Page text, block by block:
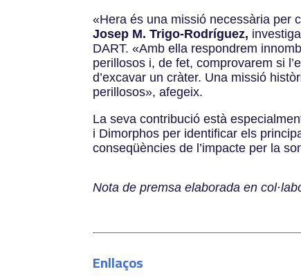
«Hera és una missió necessària per
Josep M. Trigo-Rodríguez,
DART. «Amb ella respondrem
perillosos i, de fet, comprovarem si
d’excavar un cràter. Una missió
perillosos», afegeix.
La seva contribució està
i Dimorphos per identificar els
conseqüències de l’impacte per la
Nota de premsa elaborada en
Enllaços